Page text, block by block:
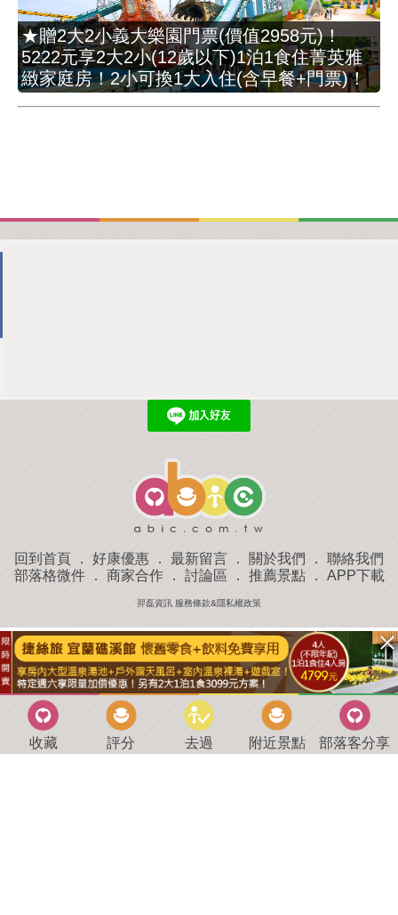
★贈2大2小義大樂園門票(價值2958元)！
5222元享2大2小(12歲以下)1泊1食住菁英雅
緻家庭房！2小可換1大入住(含早餐+門票)！
回到首頁 ． 好康優惠 ． 最新留言 ． 關於我們 ． 聯絡我們
部落格微件． 商家合作． 討論區 ． 推薦景點． APP下載
羿磊資訊 服務條款&隱私權政策
收藏 評分 去過 附近景點 部落客分享